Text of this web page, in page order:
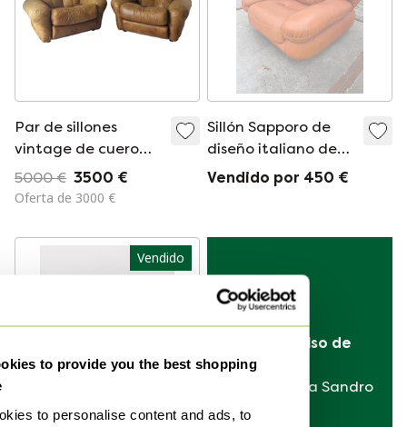
to provide you the best shopping
to personalise content and ads, to
Par de sillones
vintage de cuero
Sapporo de Mobil
Girgi, Italia, década
5000 € 3500 €
Oferta de 3000 €
Sillón Sapporo de
diseño italiano de
los años 70 de Mobil
Vendido por 450 €
Vendido
Vende tu bolso de
diseñador
de Hermès a Sandro